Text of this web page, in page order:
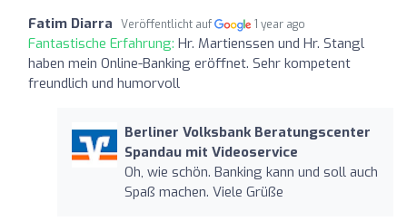
Fatim Diarra Veröffentlicht auf 1 year ago
Fantastische Erfahrung: Hr. Martienssen und Hr. Stangl
haben mein Online-Banking eröffnet. Sehr kompetent
freundlich und humorvoll
Berliner Volksbank Beratungscenter
Spandau mit Videoservice
Oh, wie schön. Banking kann und soll auch
Spaß machen. Viele Grüße